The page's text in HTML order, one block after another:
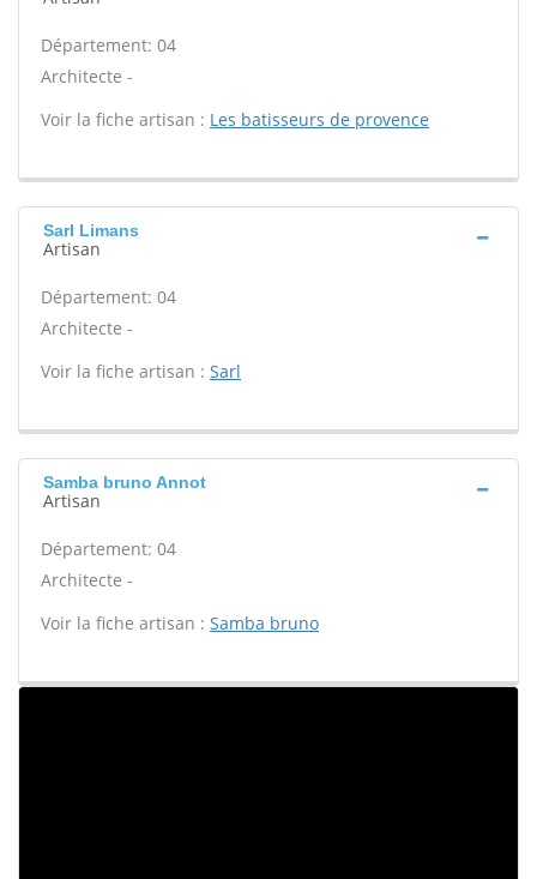
Département: 04
Architecte -
Voir la fiche artisan : Les batisseurs de provence
Sarl Limans
Artisan
Département: 04
Architecte -
Voir la fiche artisan : Sarl
Samba bruno Annot
Artisan
Département: 04
Architecte -
Voir la fiche artisan : Samba bruno